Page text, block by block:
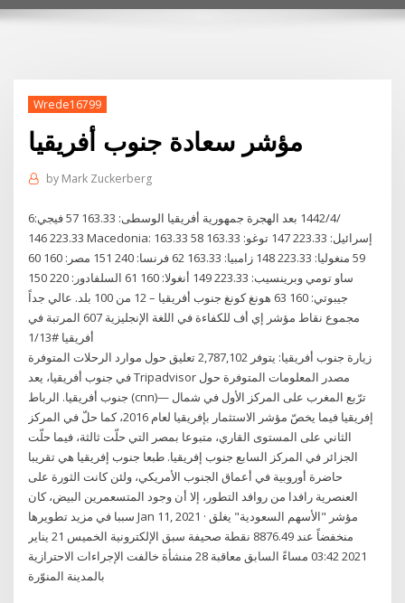
Wrede16799
مؤشر سعادة جنوب أفريقيا
by Mark Zuckerberg
6‏‏/4‏‏/1442 بعد الهجرة جمهورية أفريقيا الوسطى: 163.33 57 فيجي:
223.33 146 Macedonia: 163.33 58 إسرائيل: 223.33 147 توغو: 163.33
59 منغوليا: 223.33 148 زامبيا: 163.33 62 فرنسا: 240 151 مصر: 160 60
ساو تومي وبرينسيب: 223.33 149 أنغولا: 160 61 السلفادور: 220 150
جيبوتي: 160 63 هونغ كونغ جنوب أفريقيا – 12 من 100 بلد. عالي جداً
مجموع نقاط مؤشر إي أف للكفاءة في اللغة الإنجليزية 607 المرتبة في
أفريقيا #1/13
زيارة جنوب أفريقيا: يتوفر 2,787,102 تعليق حول موارد الرحلات المتوفرة
في جنوب أفريقيا، يعد Tripadvisor مصدر المعلومات المتوفرة حول
جنوب أفريقيا. الرباط (cnn)— ترّبع المغرب على المركز الأول في شمال
إفريقيا فيما يخصّ مؤشر الاستثمار بإفريقيا لعام 2016، كما حلّ في المركز
الثاني على المستوى القاري، متبوعا بمصر التي حلّت ثالثة، فيما حلّت
الجزائر في المركز السابع جنوب إفريقيا. طبعا جنوب إفريقيا هي تقريبا
حاضرة أوروبية في أعماق الجنوب الأمريكي، ولئن كانت الثورة على
العنصرية رافدا من روافد التطور، إلا أن وجود المتسعمرين البيض، كان
سببا في مزيد تطويرها Jan 11, 2021 · مؤشر "الأسهم السعودية" يغلق
منخفضاً عند 8876.49 نقطة صحيفة سبق اﻹلكترونية الخميس 21 يناير
2021 03:42 مساءً السابق معاقبة 28 منشأة خالفت الإجراءات الاحترازية
بالمدينة المنوّرة